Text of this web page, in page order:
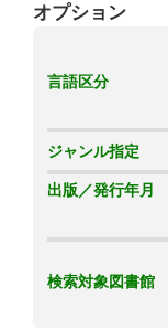
オプション
言語区分
ジャンル指定
出版／発行年月
検索対象図書館